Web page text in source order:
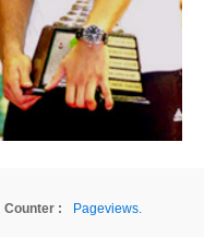
Counter :
Pageviews.